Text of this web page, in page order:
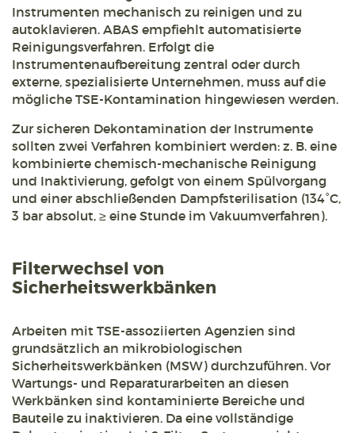
Instrumenten mechanisch zu reinigen und zu
autoklavieren. ABAS empfiehlt automatisierte
Reinigungsverfahren. Erfolgt die
Instrumentenaufbereitung zentral oder durch
externe, spezialisierte Unternehmen, muss auf die
mögliche TSE-Kontamination hingewiesen werden.
Zur sicheren Dekontamination der Instrumente
sollten zwei Verfahren kombiniert werden: z. B. eine
kombinierte chemisch-mechanische Reinigung
und Inaktivierung, gefolgt von einem Spülvorgang
und einer abschließenden Dampfsterilisation (134°C,
3 bar absolut, ≥ eine Stunde im Vakuumverfahren).
Filterwechsel von
Sicherheitswerkbänken
Arbeiten mit TSE-assoziierten Agenzien sind
grundsätzlich an mikrobiologischen
Sicherheitswerkbänken (MSW) durchzuführen. Vor
Wartungs- und Reparaturarbeiten an diesen
Werkbänken sind kontaminierte Bereiche und
Bauteile zu inaktivieren. Da eine vollständige